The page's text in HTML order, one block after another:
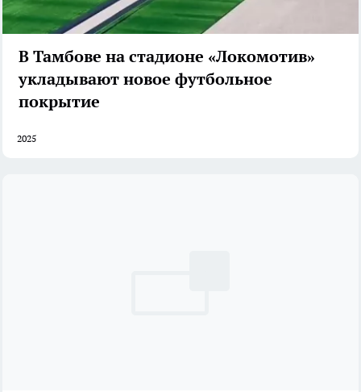
В Тамбове на стадионе «Локомотив»
укладывают новое футбольное
покрытие
2025